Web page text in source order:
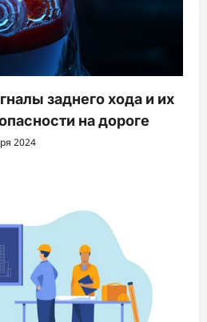
заднего хода и их
на дороге
2024